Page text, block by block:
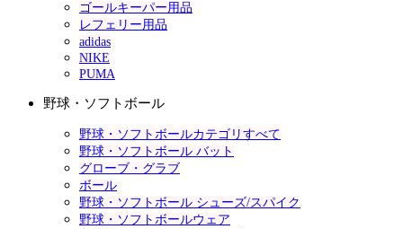
ゴールキーパー用品
レフェリー用品
adidas
NIKE
PUMA
野球・ソフトボール
野球・ソフトボールカテゴリすべて
野球・ソフトボール バット
グローブ・グラブ
ボール
野球・ソフトボール シューズ/スパイク
野球・ソフトボールウェア